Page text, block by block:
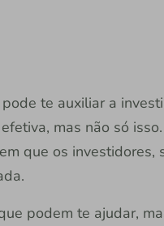
te auxiliar a
mas não só
que os investidores,
podem te ajudar,